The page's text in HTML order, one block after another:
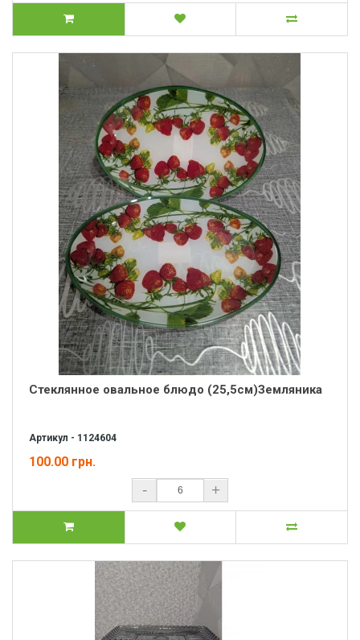
Стеклянное овальное блюдо (25,5см)Земляника
Артикул - 1124604
100.00 грн.
- +